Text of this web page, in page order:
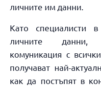
личните им данни.
Като специалисти
личните данни,
комуникация с
получават най-
как да постъпят в